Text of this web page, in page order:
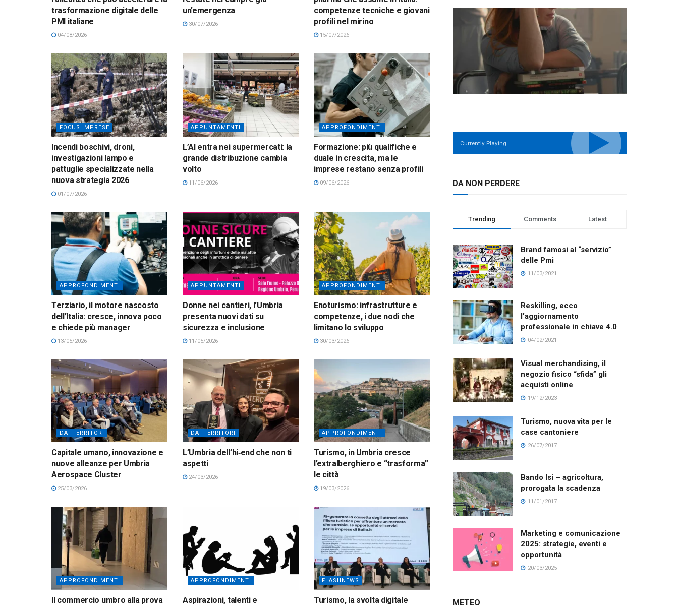
trasformazione digitale delle
PMI italiane
04/08/2026
un’emergenza
30/07/2026
competenze tecniche e giovani
profili nel mirino
15/07/2026
FOCUS IMPRESE
Incendi boschivi, droni,
investigazioni lampo e
pattuglie specializzate nella
nuova strategia 2026
01/07/2026
APPUNTAMENTI
L’AI entra nei supermercati: la
grande distribuzione cambia
volto
11/06/2026
APPROFONDIMENTI
Formazione: più qualifiche e
duale in crescita, ma le
imprese restano senza profili
09/06/2026
APPROFONDIMENTI
Terziario, il motore nascosto
dell’Italia: cresce, innova poco
e chiede più manager
13/05/2026
APPUNTAMENTI
Donne nei cantieri, l’Umbria
presenta nuovi dati su
sicurezza e inclusione
11/05/2026
APPROFONDIMENTI
Enoturismo: infrastrutture e
competenze, i due nodi che
limitano lo sviluppo
30/03/2026
DAI TERRITORI
Capitale umano, innovazione e
nuove alleanze per Umbria
Aerospace Cluster
25/03/2026
DAI TERRITORI
L’Umbria dell’hi‑end che non ti
aspetti
24/03/2026
APPROFONDIMENTI
Turismo, in Umbria cresce
l’extralberghiero e “trasforma”
le città
19/03/2026
APPROFONDIMENTI
Il commercio umbro alla prova
APPROFONDIMENTI
Aspirazioni, talenti e
FLASHNEWS
Turismo, la svolta digitale
Currently Playing
DA NON PERDERE
Trending Comments Latest
Brand famosi al “servizio”
delle Pmi
11/03/2021
Reskilling, ecco
l’aggiornamento
professionale in chiave 4.0
04/02/2021
Visual merchandising, il
negozio fisico “sfida” gli
acquisti online
19/12/2023
Turismo, nuova vita per le
case cantoniere
26/07/2017
Bando Isi – agricoltura,
prorogata la scadenza
11/01/2017
Marketing e comunicazione
2025: strategie, eventi e
opportunità
20/03/2025
METEO